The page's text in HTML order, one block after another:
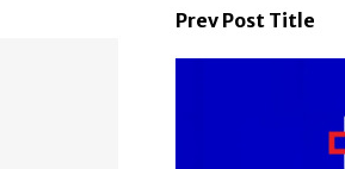
Prev Post Title